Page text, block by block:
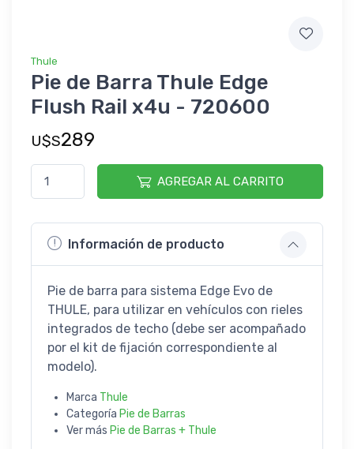
Thule
Pie de Barra Thule Edge
Flush Rail x4u - 720600
U$S289
AGREGAR AL CARRITO
Información de producto
Pie de barra para sistema Edge Evo de
THULE, para utilizar en vehículos con rieles
integrados de techo (debe ser acompañado
por el kit de fijación correspondiente al
modelo).
Marca Thule
Categoría Pie de Barras
Ver más Pie de Barras + Thule